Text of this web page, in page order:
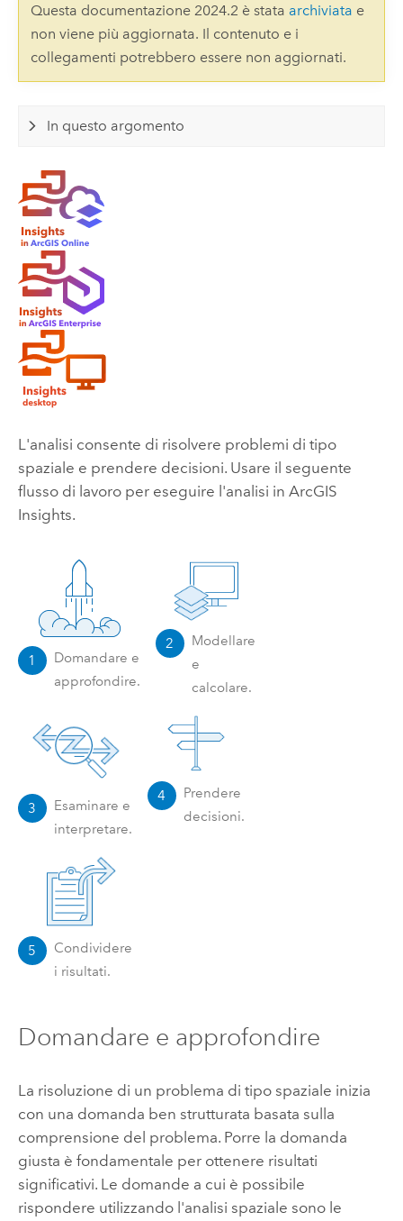
Questa documentazione 2024.2 è stata archiviata e
non viene più aggiornata. Il contenuto e i
collegamenti potrebbero essere non aggiornati.
In questo argomento
L'analisi consente di risolvere problemi di tipo
spaziale e prendere decisioni. Usare il seguente
flusso di lavoro per eseguire l'analisi in ArcGIS
Insights.
1
Domandare e
approfondire.
2
Modellare
e
calcolare.
3
Esaminare e
interpretare.
4
Prendere
decisioni.
5
Condividere
i risultati.
Domandare e approfondire
La risoluzione di un problema di tipo spaziale inizia
con una domanda ben strutturata basata sulla
comprensione del problema. Porre la domanda
giusta è fondamentale per ottenere risultati
significativi. Le domande a cui è possibile
rispondere utilizzando l'analisi spaziale sono le